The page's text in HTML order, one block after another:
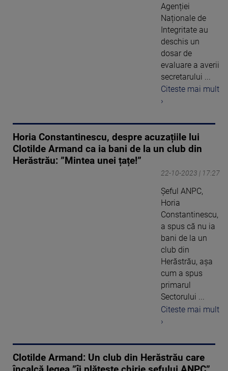
Agenției
Naționale de
Integritate au
deschis un
dosar de
evaluare a averii
secretarului ...
Citeste mai mult
›
Horia Constantinescu, despre acuzațiile lui
Clotilde Armand ca ia bani de la un club din
Herăstrău: ”Mintea unei țațe!”
22-10-2023 | 17:27
Șeful ANPC,
Horia
Constantinescu,
a spus că nu ia
bani de la un
club din
Herăstrău, așa
cum a spus
primarul
Sectorului ...
Citeste mai mult
›
Clotilde Armand: Un club din Herăstrău care